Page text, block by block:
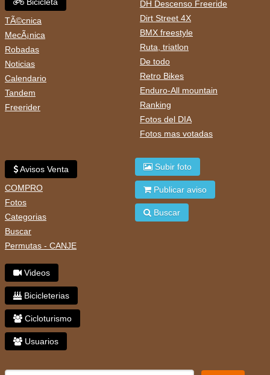
TÃ©cnica
MecÃ¡nica
Robadas
Noticias
Calendario
Tandem
Freerider
DH Descenso Freeride
Dirt Street 4X
BMX freestyle
Ruta, triatlon
De todo
Retro Bikes
Enduro-All mountain
Ranking
Fotos del DIA
Fotos mas votadas
Avisos Venta
COMPRO
Fotos
Categorias
Buscar
Permutas - CANJE
Videos
Bicicleterias
Cicloturismo
Usuarios
Subir foto
Publicar aviso
Buscar